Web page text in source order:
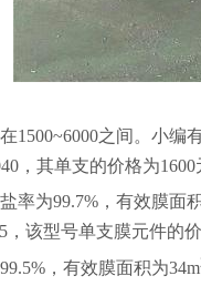
1500~6000之间。小编
，其单支的价格为
率为99.7%，有效膜面
，该型号单支膜元件的
，有效膜面积为34m